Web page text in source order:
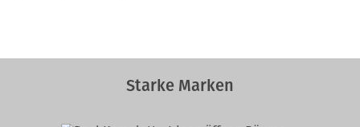
Starke Marken